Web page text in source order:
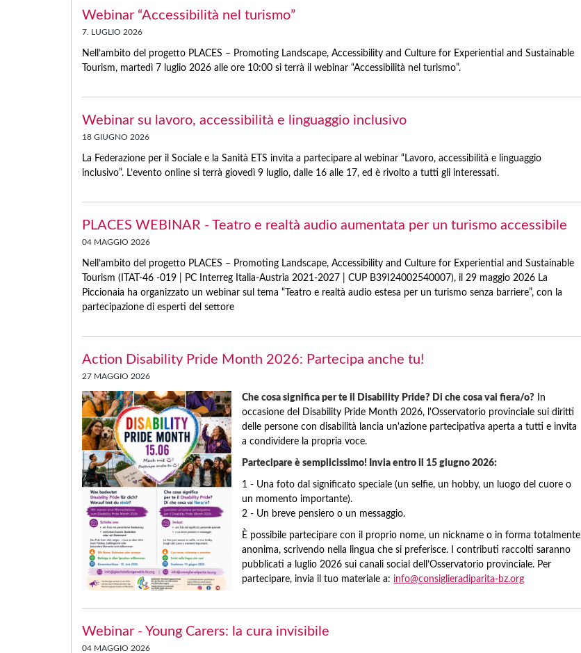
Webinar “Accessibilità nel turismo”
7. LUGLIO 2026
Nell’ambito del progetto PLACES – Promoting Landscape, Accessibility and Culture for Experiential and Sustainable
Tourism, martedì 7 luglio 2026 alle ore 10:00 si terrà il webinar “Accessibilità nel turismo”.
Webinar su lavoro, accessibilità e linguaggio inclusivo
18 GIUGNO 2026
La Federazione per il Sociale e la Sanità ETS invita a partecipare al webinar “Lavoro, accessibilità e linguaggio
inclusivo”. L’evento online si terrà giovedì 9 luglio, dalle 16 alle 17, ed è rivolto a tutti gli interessati.
PLACES WEBINAR - Teatro e realtà audio aumentata per un turismo accessibile
04 MAGGIO 2026
Nell’ambito del progetto PLACES – Promoting Landscape, Accessibility and Culture for Experiential and Sustainable
Tourism (ITAT-46 -019 | PC Interreg Italia-Austria 2021-2027 | CUP B39I24002540007), il 29 maggio 2026 La
Piccionaia ha organizzato un webinar sul tema “Teatro e realtà audio estesa per un turismo senza barriere”, con la
partecipazione di esperti del settore
Action Disability Pride Month 2026: Partecipa anche tu!
27 MAGGIO 2026
Che cosa significa per te il Disability Pride? Di che cosa vai fiera/o? In
occasione del Disability Pride Month 2026, l'Osservatorio provinciale sui diritti
delle persone con disabilità lancia un'azione partecipativa aperta a tutti e invita
a condividere la propria voce.
Partecipare è semplicissimo! Invia entro il 15 giugno 2026:
1 - Una foto dal significato speciale (un selfie, un hobby, un luogo del cuore o
un momento importante).
2 - Un breve pensiero o un messaggio.
È possibile partecipare con il proprio nome, un nickname o in forma totalmente
anonima, scrivendo nella lingua che si preferisce. I contributi raccolti saranno
pubblicati a luglio 2026 sui canali social dell’Osservatorio provinciale. Per
partecipare, invia il tuo materiale a: info@consiglieradiparita-bz.org
Webinar - Young Carers: la cura invisibile
04 MAGGIO 2026